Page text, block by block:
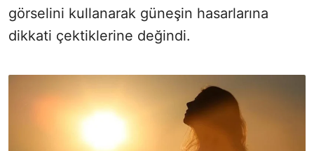
görselini kullanarak güneşin hasarlarına
dikkati çektiklerine değindi.